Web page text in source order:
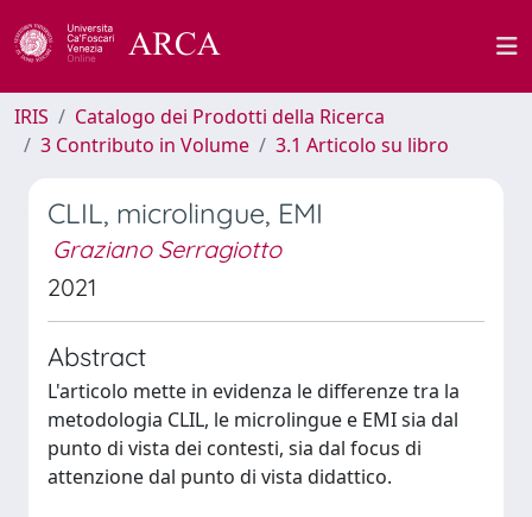
IRIS
Catalogo dei Prodotti della Ricerca
3 Contributo in Volume
3.1 Articolo su libro
CLIL, microlingue, EMI
Graziano Serragiotto
2021
Abstract
L'articolo mette in evidenza le differenze tra la
metodologia CLIL, le microlingue e EMI sia dal
punto di vista dei contesti, sia dal focus di
attenzione dal punto di vista didattico.